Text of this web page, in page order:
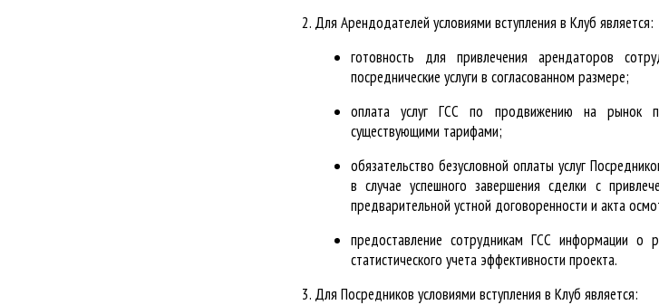
Для Арендодателей условиями вступления в Клуб является:
готовность для привлечения арендаторов
посреднические услуги в согласованном размере;
оплата услуг ГСС по продвижению на рынок
существующими тарифами;
обязательство безусловной оплаты услуг
в случае успешного завершения сделки с
предварительной устной договоренности и акта
предоставление сотрудникам ГСС информации о
статистического учета эффективности проекта.
Для Посредников условиями вступления в Клуб является: